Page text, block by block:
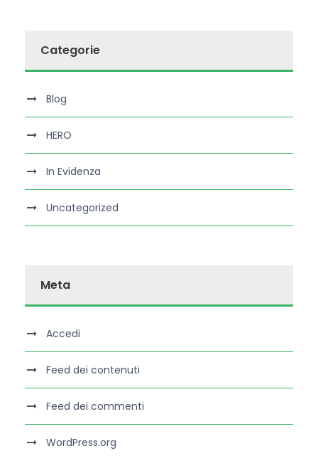
Categorie
Blog
HERO
In Evidenza
Uncategorized
Meta
Accedi
Feed dei contenuti
Feed dei commenti
WordPress.org